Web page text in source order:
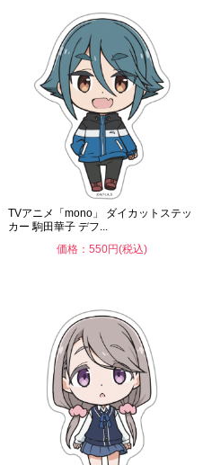
TVアニメ「mono」 ダイカットステッ
カー 駒田華子 デフ...
価格：550円(税込)